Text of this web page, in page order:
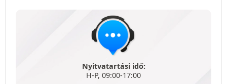
Nyitvatartási idő:
H-P, 09:00-17:00